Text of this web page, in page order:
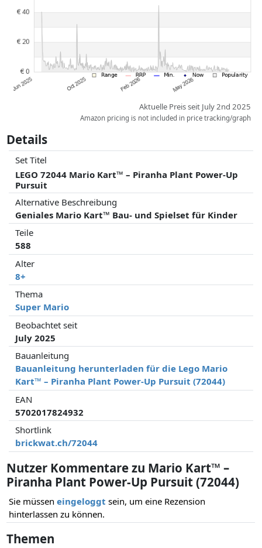
Vergütungen durch Partner haben darauf keinerlei Einfluss. Nur bei
gleichen Preisen können historische Leistungen die Ordnung
beeinflussen.
Aktuelle Preis seit July 2nd 2025
Amazon pricing is not included in price tracking/graph
Details
Set Titel
LEGO 72044 Mario Kart™ – Piranha Plant Power-Up
Pursuit
Alternative Beschreibung
Geniales Mario Kart™ Bau- und Spielset für Kinder
Teile
588
Alter
8+
Thema
Super Mario
Beobachtet seit
July 2025
Bauanleitung
Bauanleitung herunterladen für die Lego Mario
Kart™ – Piranha Plant Power-Up Pursuit (72044)
EAN
5702017824932
Shortlink
brickwat.ch/72044
Nutzer Kommentare zu Mario Kart™ –
Piranha Plant Power-Up Pursuit (72044)
Sie müssen eingeloggt sein, um eine Rezension
hinterlassen zu können.
Themen